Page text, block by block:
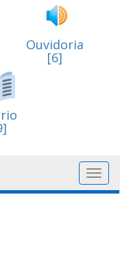
Ouvidoria
[6]